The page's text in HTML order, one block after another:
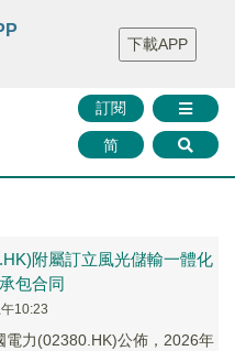
財華證券 媒體矩陣
智庫沙龍
聯絡我們
訂閱
简
下載APP
附屬訂立風光儲輸一體化
包合同
10:23
電力(02380.HK)公佈，2026年